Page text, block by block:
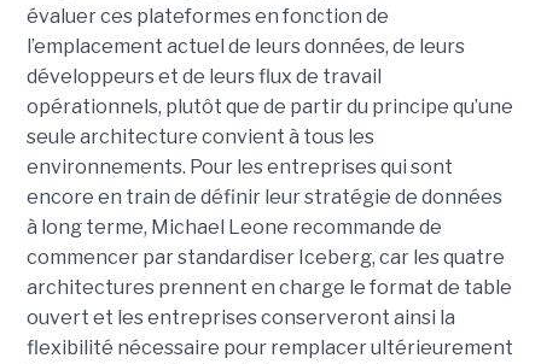
évaluer ces plateformes en fonction de
l’emplacement actuel de leurs données, de leurs
développeurs et de leurs flux de travail
opérationnels, plutôt que de partir du principe qu’une
seule architecture convient à tous les
environnements. Pour les entreprises qui sont
encore en train de définir leur stratégie de données
à long terme, Michael Leone recommande de
commencer par standardiser Iceberg, car les quatre
architectures prennent en charge le format de table
ouvert et les entreprises conserveront ainsi la
flexibilité nécessaire pour remplacer ultérieurement